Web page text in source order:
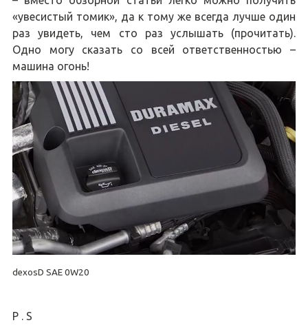
«увесистый томик», да к тому же всегда лучше один
раз увидеть, чем сто раз услышать (прочитать).
Одно могу сказать со всей ответственностью –
машина огонь!
dexosD SAE 0W20
P . S